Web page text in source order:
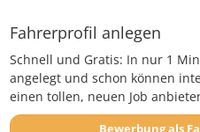
Fahrerprofil anlegen
Schnell und Gratis: In nur 1
angelegt und schon können
einen tollen, neuen Job